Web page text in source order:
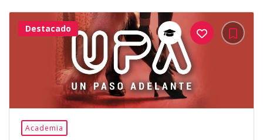
18Me
Destacado
Academia